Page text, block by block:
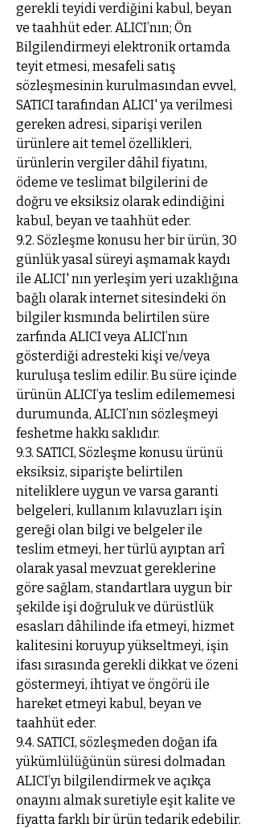
gerekli teyidi verdiğini kabul, beyan
ve taahhüt eder. ALICI’nın; Ön
Bilgilendirmeyi elektronik ortamda
teyit etmesi, mesafeli satış
sözleşmesinin kurulmasından evvel,
SATICI tarafından ALICI' ya verilmesi
gereken adresi, siparişi verilen
ürünlere ait temel özellikleri,
ürünlerin vergiler dâhil fiyatını,
ödeme ve teslimat bilgilerini de
doğru ve eksiksiz olarak edindiğini
kabul, beyan ve taahhüt eder.
9.2. Sözleşme konusu her bir ürün, 30
günlük yasal süreyi aşmamak kaydı
ile ALICI' nın yerleşim yeri uzaklığına
bağlı olarak internet sitesindeki ön
bilgiler kısmında belirtilen süre
zarfında ALICI veya ALICI’nın
gösterdiği adresteki kişi ve/veya
kuruluşa teslim edilir. Bu süre içinde
ürünün ALICI’ya teslim edilememesi
durumunda, ALICI’nın sözleşmeyi
feshetme hakkı saklıdır.
9.3. SATICI, Sözleşme konusu ürünü
eksiksiz, siparişte belirtilen
niteliklere uygun ve varsa garanti
belgeleri, kullanım kılavuzları işin
gereği olan bilgi ve belgeler ile
teslim etmeyi, her türlü ayıptan arî
olarak yasal mevzuat gereklerine
göre sağlam, standartlara uygun bir
şekilde işi doğruluk ve dürüstlük
esasları dâhilinde ifa etmeyi, hizmet
kalitesini koruyup yükseltmeyi, işin
ifası sırasında gerekli dikkat ve özeni
göstermeyi, ihtiyat ve öngörü ile
hareket etmeyi kabul, beyan ve
taahhüt eder.
9.4. SATICI, sözleşmeden doğan ifa
yükümlülüğünün süresi dolmadan
ALICI’yı bilgilendirmek ve açıkça
onayını almak suretiyle eşit kalite ve
fiyatta farklı bir ürün tedarik edebilir.